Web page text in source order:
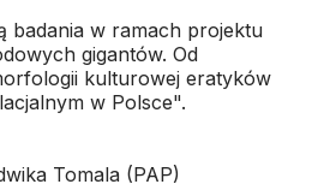
badania w ramach projektu
gigantów. Od
kulturowej eratyków
w Polsce".
Tomala (PAP)